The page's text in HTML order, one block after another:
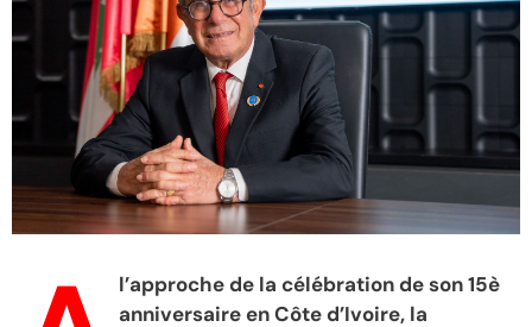
l’approche de la célébration de son 15è
anniversaire en Côte d’Ivoire, la